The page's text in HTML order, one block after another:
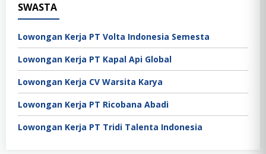
SWASTA
Lowongan Kerja PT Volta Indonesia Semesta
Lowongan Kerja PT Kapal Api Global
Lowongan Kerja CV Warsita Karya
Lowongan Kerja PT Ricobana Abadi
Lowongan Kerja PT Tridi Talenta Indonesia